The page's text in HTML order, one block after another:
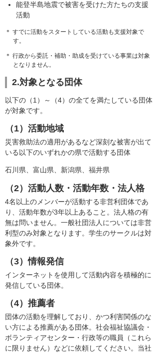
能登半島地震で被害を受けた方たちの支援
活動
＊ すでに活動をスタートしている活動も支援対象で
す。
＊ 行政から委託・補助・助成を受けている事業は対象
となりません。
2.対象となる団体
以下の（1）～（4）の全てを満たしている団体
が対象です。
（1）活動地域
災害救助法の適用があるなど深刻な被害が出て
いる以下のいずれかの県で活動する団体
石川県、富山県、新潟県、福井県
（2）活動人数・活動年数・法人格
4名以上のメンバーが活動する非営利団体であ
り、活動年数が3年以上あること。法人格の有
無は問いません。一般社団法人については非営
利型のみ対象となります。学生のサークルは対
象外です。
（3）情報発信
インターネットを使用して活動内容を積極的に
発信している団体。
（4）推薦者
団体の活動を理解しており、かつ利害関係のな
い方による推薦がある団体。社会福祉協議会・
ボランティアセンター・行政等の職員（これら
に限りません）などに依頼してください。当社